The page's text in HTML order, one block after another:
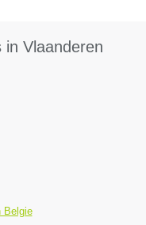
Vlaanderen
Belgie